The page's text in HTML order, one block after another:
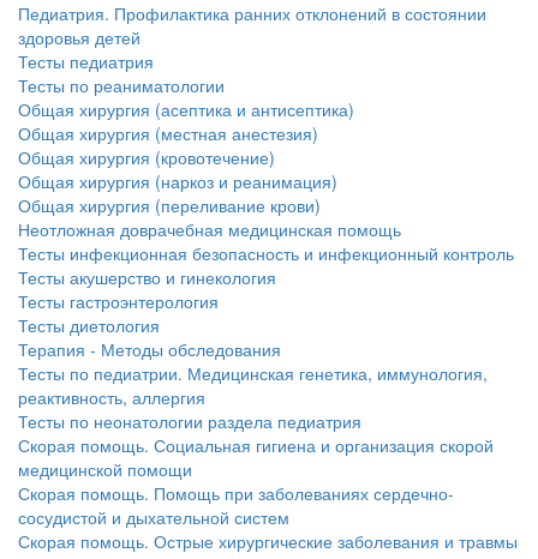
Педиатрия. Профилактика ранних отклонений в состоянии
здоровья детей
Тесты педиатрия
Тесты по реаниматологии
Общая хирургия (асептика и антисептика)
Общая хирургия (местная анестезия)
Общая хирургия (кровотечение)
Общая хирургия (наркоз и реанимация)
Общая хирургия (переливание крови)
Неотложная доврачебная медицинская помощь
Тесты инфекционная безопасность и инфекционный контроль
Тесты акушерство и гинекология
Тесты гастроэнтерология
Тесты диетология
Терапия - Методы обследования
Тесты по педиатрии. Медицинская генетика, иммунология,
реактивность, аллергия
Тесты по неонатологии раздела педиатрия
Скорая помощь. Социальная гигиена и организация скорой
медицинской помощи
Скорая помощь. Помощь при заболеваниях сердечно-
сосудистой и дыхательной систем
Скорая помощь. Острые хирургические заболевания и травмы